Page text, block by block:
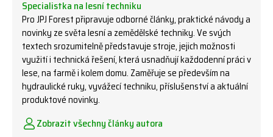
Specialistka na lesní techniku
Pro JPJ Forest připravuje odborné články, praktické návody a
novinky ze světa lesní a zemědělské techniky. Ve svých
textech srozumitelně představuje stroje, jejich možnosti
využití i technická řešení, která usnadňují každodenní práci v
lese, na farmě i kolem domu. Zaměřuje se především na
hydraulické ruky, vyvážecí techniku, příslušenství a aktuální
produktové novinky.
Zobrazit všechny články autora